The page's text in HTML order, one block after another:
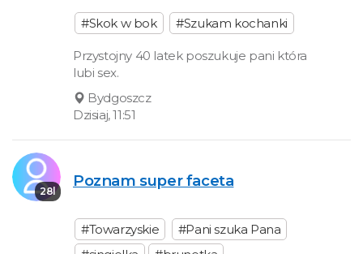
#Skok w bok #Szukam kochanki
Przystojny 40 latek poszukuje pani która
lubi sex.
Bydgoszcz
Dzisiaj, 11:51
28l
Poznam super faceta
#Towarzyskie
#Pani szuka Pana